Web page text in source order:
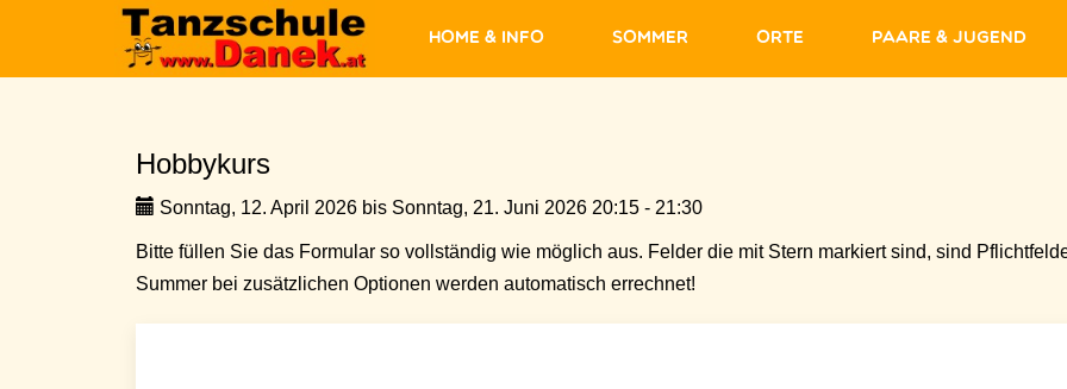
Home & Info Sommer Orte Paare & Jugend
Hobbykurs
Sonntag, 12. April 2026 bis Sonntag, 21. Juni 2026 20:15 - 21:30
Bitte füllen Sie das Formular so vollständig wie möglich aus. Felder die mit Stern markiert sind, sind
Summer bei zusätzlichen Optionen werden automatisch errechnet!